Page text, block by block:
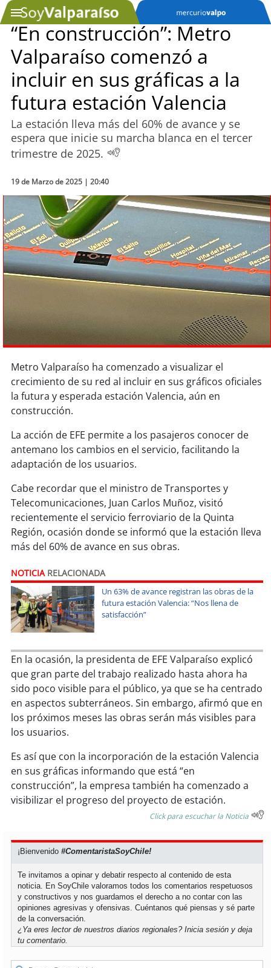
SOYTV
Podcast
Actualidad
Entretención
Deportes
Tecnología
Sostenibilidad
soyiquique
soycalama
soyantofagasta
soycopiapó
soyvalparaíso
soyquillota
soysanantonio
soychillán
soysancarlos
soytalcahuano
soyconcepción
soycoronel
soyarauco
soytemuco
soyvaldivia
soypuertomontt
soychiloé
“En construcción”: Metro
Valparaíso comenzó a
incluir en sus gráficas a la
futura estación Valencia
La estación lleva más del 60% de avance y se
espera que inicie su marcha blanca en el tercer
trimestre de 2025.
19 de Marzo de 2025 | 20:40
Metro Valparaíso ha comenzado a visualizar el
crecimiento de su red al incluir en sus gráficos oficiales
la futura y esperada estación Valencia, aún en
construcción.
La acción de EFE permite a los pasajeros conocer de
antemano los cambios en el servicio, facilitando la
adaptación de los usuarios.
Cabe recordar que el ministro de Transportes y
Telecomunicaciones, Juan Carlos Muñoz, visitó
recientemente el servicio ferroviario de la Quinta
Región, ocasión donde se informó que la estación lleva
más del 60% de avance en sus obras.
NOTICIARELACIONADA
Un 63% de avance registran las obras de la
futura estación Valencia: “Nos llena de
satisfacción”
En la ocasión, la presidenta de EFE Valparaíso explicó
que gran parte del trabajo realizado hasta ahora ha
sido poco visible para el público, ya que se ha centrado
en aspectos subterráneos. Sin embargo, afirmó que en
los próximos meses las obras serán más visibles para
los usuarios.
Es así que con la incorporación de la estación Valencia
en sus gráficas informando que está “en
construcción”, la empresa también ha comenzado a
visibilizar el progreso del proyecto de estación.
Click para escuchar la Noticia
¡Bienvenido#ComentaristaSoyChile!
Te invitamos a opinar y debatir respecto al contenido de esta
noticia. En SoyChile valoramos todos los comentarios respetuosos
y constructivos y nos guardamos el derecho a no contar con las
opiniones agresivas y ofensivas. Cuéntanos qué piensas y sé parte
de la conversación.
¿Ya eres lector de nuestros diarios regionales?Inicia sesión y deja
tu comentario.